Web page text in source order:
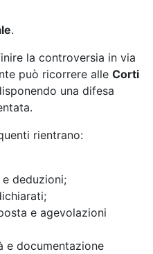
.
la controversia in via
può ricorrere alle Corti
una difesa
rientrano:
deduzioni;
e agevolazioni
e documentazione